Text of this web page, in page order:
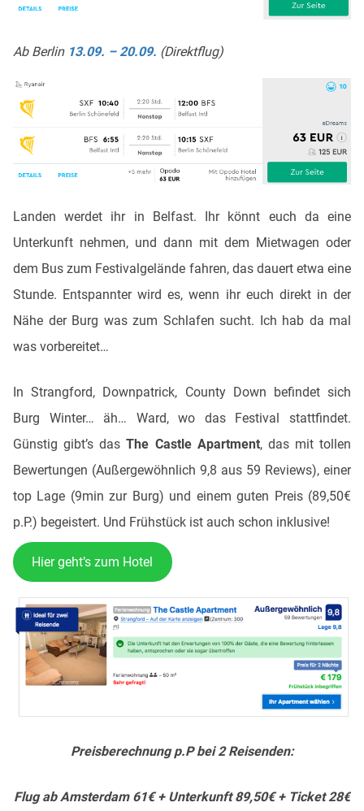
Ab Berlin 13.09. – 20.09. (Direktflug)
Landen werdet ihr in Belfast. Ihr könnt euch da eine
Unterkunft nehmen, und dann mit dem Mietwagen oder
dem Bus zum Festivalgelände fahren, das dauert etwa eine
Stunde. Entspannter wird es, wenn ihr euch direkt in der
Nähe der Burg was zum Schlafen sucht. Ich hab da mal
was vorbereitet…
In Strangford, Downpatrick, County Down befindet sich
Burg Winter… äh… Ward, wo das Festival stattfindet.
Günstig gibt’s dasThe Castle Apartment, das mit tollen
Bewertungen (Außergewöhnlich 9,8 aus 59 Reviews), einer
top Lage (9min zur Burg) und einem guten Preis (89,50€
p.P.) begeistert. Und Frühstück ist auch schon inklusive!
Hier geht’s zum Hotel
Preisberechnung p.P bei 2 Reisenden:
Flug ab Amsterdam 61€ + Unterkunft 89,50€ + Ticket 28€